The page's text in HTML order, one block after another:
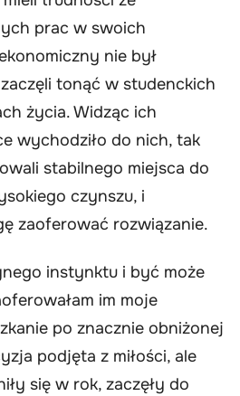
prac w swoich
nie był
tonąć w studenckich
życia. Widząc ich
wychodziło do nich, tak
stabilnego miejsca do
czynszu, i
zaoferować rozwiązanie.
instynktu i być może
im moje
po znacznie obniżonej
podjęta z miłości, ale
się w rok, zaczęły do